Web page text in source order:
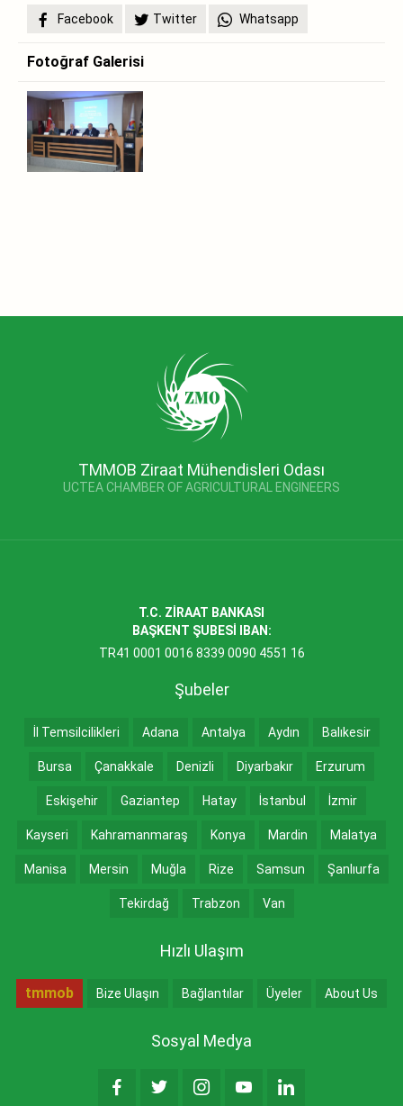
Facebook
Twitter Whatsapp
Fotoğraf Galerisi
TMMOB Ziraat Mühendisleri Odası
UCTEA CHAMBER OF AGRICULTURAL ENGINEERS
T.C. ZİRAAT BANKASI
BAŞKENT ŞUBESİ IBAN:
TR41 0001 0016 8339 0090 4551 16
Şubeler
İl Temsilcilikleri Adana Antalya Aydın Balıkesir
Bursa Çanakkale Denizli Diyarbakır Erzurum
Eskişehir Gaziantep Hatay İstanbul İzmir
Kayseri Kahramanmaraş Konya Mardin Malatya
Manisa Mersin Muğla Rize Samsun Şanlıurfa
Tekirdağ Trabzon Van
Hızlı Ulaşım
tmmob Bize Ulaşın Bağlantılar Üyeler About Us
Sosyal Medya